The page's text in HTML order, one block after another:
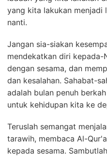
yang kita lakukan menjadi
nanti.
Jangan sia-siakan
mendekatkan diri kepada-
dengan sesama, dan
dan kesalahan. Sahabat-
adalah bulan penuh
untuk kehidupan kita ke
Teruslah semangat
tarawih, membaca Al-
kepada sesama.